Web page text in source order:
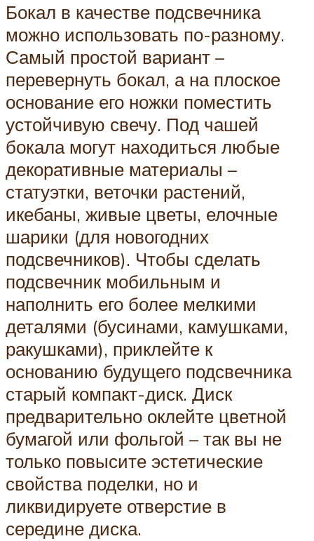
Бокал в качестве подсвечника
можно использовать по-разному.
Самый простой вариант –
перевернуть бокал, а на плоское
основание его ножки поместить
устойчивую свечу. Под чашей
бокала могут находиться любые
декоративные материалы –
статуэтки, веточки растений,
икебаны, живые цветы, елочные
шарики (для новогодних
подсвечников). Чтобы сделать
подсвечник мобильным и
наполнить его более мелкими
деталями (бусинами, камушками,
ракушками), приклейте к
основанию будущего подсвечника
старый компакт-диск. Диск
предварительно оклейте цветной
бумагой или фольгой – так вы не
только повысите эстетические
свойства поделки, но и
ликвидируете отверстие в
середине диска.